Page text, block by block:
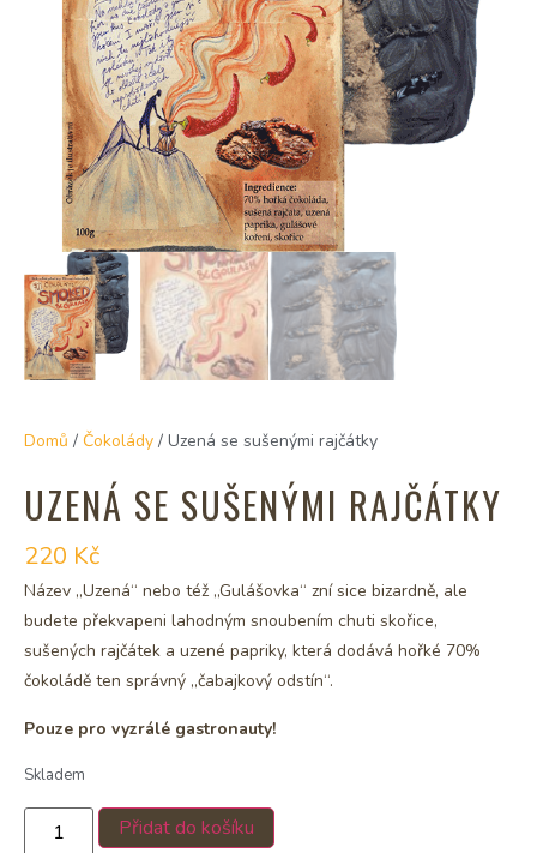
Domů / Čokolády / Uzená se sušenými rajčátky
UZENÁ SE SUŠENÝMI RAJČÁTKY
220 Kč
Název „Uzená“ nebo též „Gulášovka“ zní sice bizardně, ale
budete překvapeni lahodným snoubením chuti skořice,
sušených rajčátek a uzené papriky, která dodává hořké 70%
čokoládě ten správný „čabajkový odstín“.
Pouze pro vyzrálé gastronauty!
Skladem
Přidat do košíku